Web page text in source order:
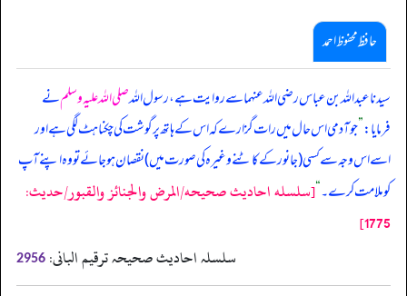
حافظ محفوظ احمد
سیدنا عبداللہ بن عباس رضی اللہ عنہما سے روایت ہے، رسول اللہصلی اللہ علیہ وسلمنے
فرمایا:”جو آدمی اس حال میں رات گزارے کہ اس کے ہاتھ پر گوشت کی چکناہٹ لگی ہے اور
اسے اس وجہ سے کسی (جانور کے کاٹنے وغیرہ کی صورت میں) نقصان ہو جائے تو وہ اپنے آپ
کو ملامت کرے۔“[سلسله احاديث صحيحه/المرض والجنائز والقبور/حدیث:
1775]
سلسلہ احادیث صحیحہ ترقیم البانی: 2956